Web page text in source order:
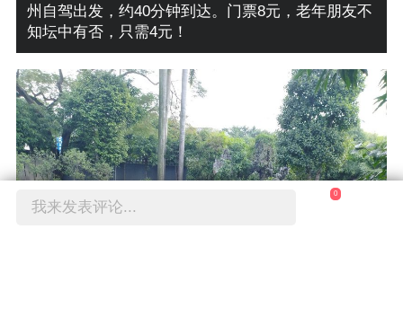
州自驾出发，约40分钟到达。门票8元，老年朋友不
知坛中有否，只需4元！
我来发表评论...
0